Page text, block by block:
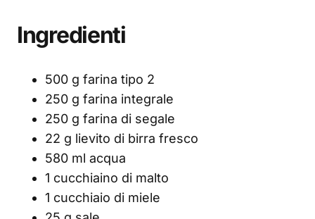
Ingredienti
500 g farina tipo 2
250 g farina integrale
250 g farina di segale
22 g lievito di birra fresco
580 ml acqua
1 cucchiaino di malto
1 cucchiaio di miele